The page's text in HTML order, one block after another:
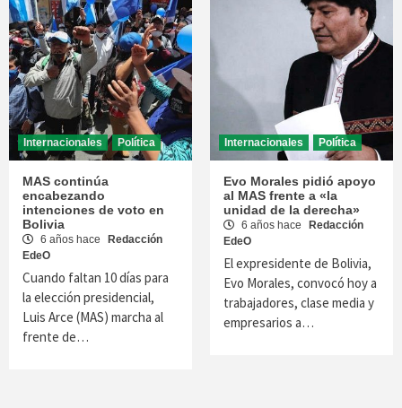
Internacionales Política
MAS continúa
encabezando
intenciones de voto en
Bolivia
6 años hace
Redacción
EdeO
Cuando faltan 10 días para
la elección presidencial,
Luis Arce (MAS) marcha al
frente de…
Internacionales Política
Evo Morales pidió apoyo
al MAS frente a «la
unidad de la derecha»
6 años hace
Redacción
EdeO
El expresidente de Bolivia,
Evo Morales, convocó hoy a
trabajadores, clase media y
empresarios a…